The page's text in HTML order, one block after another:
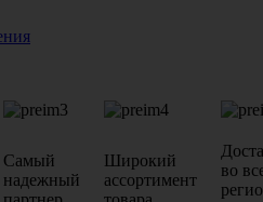
Самый
надежный
Широкий
ассортимент
во